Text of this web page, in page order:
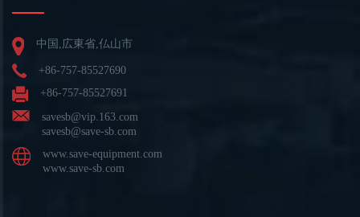
中国,広東省,仏山市
+86-757-85527690
+86-757-85527691
savesb@vip.163.com
savesb@save-sb.com
www.save-equipment.com
www.save-sb.com